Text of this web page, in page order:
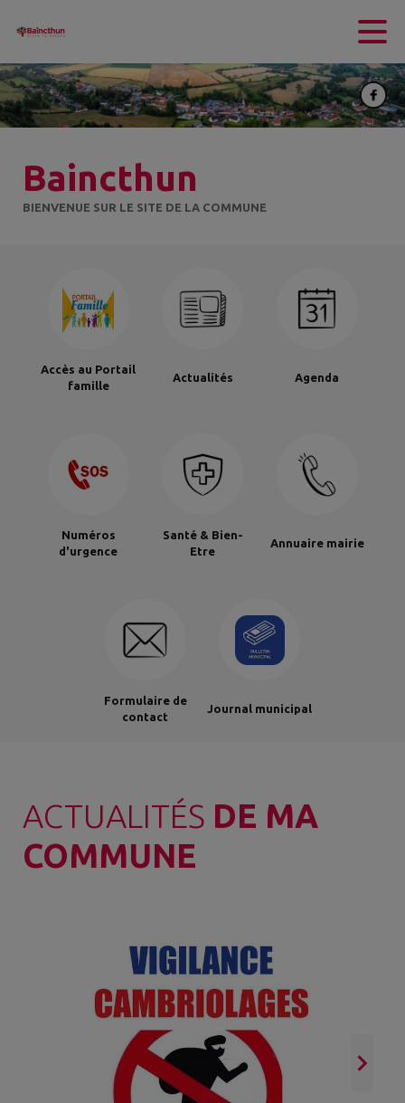
Contenu
Baincthun
BIENVENUE SUR LE SITE DE LA COMMUNE
Accès au Portail
famille
Actualités Agenda
Numéros
d'urgence
Santé & Bien-
Etre
Annuaire mairie
Formulaire de
contact
Journal municipal
ACTUALITÉS DE MA
COMMUNE